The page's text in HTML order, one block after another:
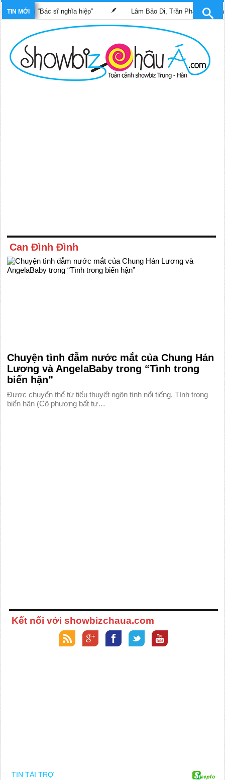
TIN MỚI
phim “Bác sĩ nghĩa hiệp” Lâm Bảo Di, Trần Pháp Dung tái
Can Đình Đình
Chuyện tình đẫm nước mắt của Chung Hán
Lương và AngelaBaby trong “Tình trong
biển hận”
Được chuyển thể từ tiểu thuyết ngôn tình nổi tiếng, Tình trong
biển hận (Cô phương bất tự…
Kết nối với showbizchaua.com